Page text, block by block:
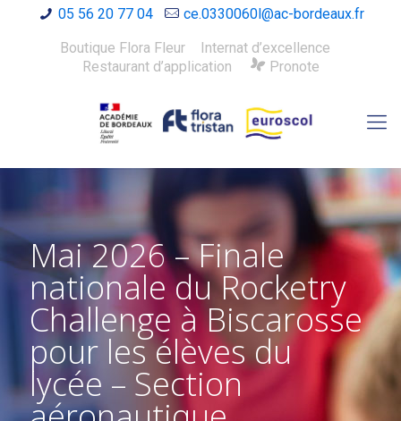
05 56 20 77 04
ce.0330060l@ac-bordeaux.fr
Boutique Flora Fleur
Internat d’excellence
Restaurant d’application
Pronote
Mai 2026 – Finale
nationale du Rocketry
Challenge à Biscarosse
pour les élèves du
lycée – Section